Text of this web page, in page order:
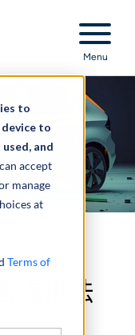
to
to
and
accept
manage
at
Terms of
Menu
提供法